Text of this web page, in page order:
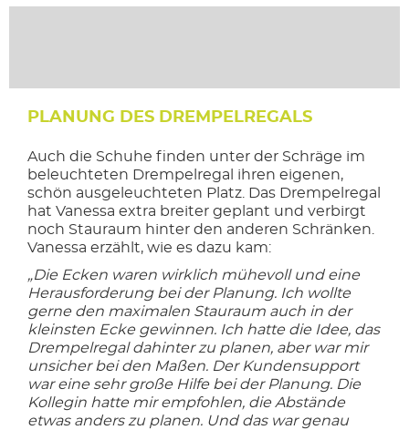
PLANUNG DES DREMPELREGALS
Auch die Schuhe finden unter der Schräge im
beleuchteten Drempelregal ihren eigenen,
schön ausgeleuchteten Platz. Das Drempelregal
hat Vanessa extra breiter geplant und verbirgt
noch Stauraum hinter den anderen Schränken.
Vanessa erzählt, wie es dazu kam:
„Die Ecken waren wirklich mühevoll und eine
Herausforderung bei der Planung. Ich wollte
gerne den maximalen Stauraum auch in der
kleinsten Ecke gewinnen. Ich hatte die Idee, das
Drempelregal dahinter zu planen, aber war mir
unsicher bei den Maßen. Der Kundensupport
war eine sehr große Hilfe bei der Planung. Die
Kollegin hatte mir empfohlen, die Abstände
etwas anders zu planen. Und das war genau